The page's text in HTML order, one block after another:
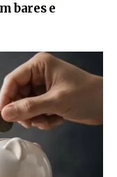
bares e